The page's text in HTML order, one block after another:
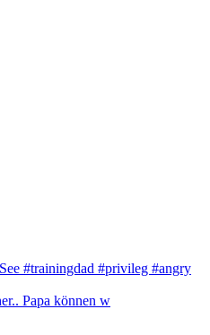
Papa können w